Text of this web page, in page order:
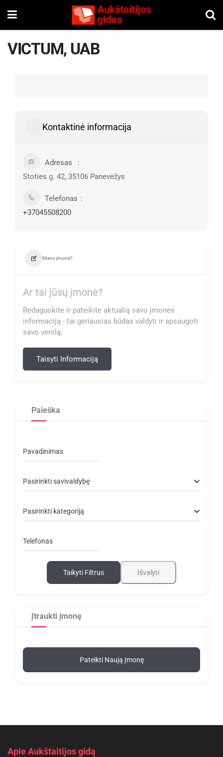
VICTUM, UAB
Kontaktinė informacija
Adresas
Stoties g. 42, 35106 Panevėžys
Telefonas
+37045508200
Mano įmonė?
Ar tai jūsų įmonė?
Redaguokite ir pateikite aktualią savo įmonės
informaciją - tai geriausias būdas valdyti ir apsaugoti
savo verslą.
Taisyti Informaciją
Paieška
Pavadinimas
Pasirinkti savivaldybę
Pasirinkti kategoriją
Telefonas
Taikyti Filtrus Išvalyti
Įtraukti įmonę
Pateikti Naują Įmonę
Apie Aukštaitijos gidą